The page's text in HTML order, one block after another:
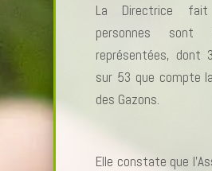
La Directrice
personnes sont
représentées, dont
sur 53 que compte
des Gazons.
Elle constate que